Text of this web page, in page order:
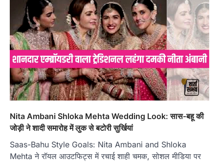
Nita Ambani Shloka Mehta Wedding Look: सास-बहू की
जोड़ी ने शादी समारोह में लुक से बटोरी सुर्खियां
Saas-Bahu Style Goals: Nita Ambani and Shloka
Mehta ने रॉयल आउटफिट्स में रचाई शाही चमक, सोशल मीडिया पर